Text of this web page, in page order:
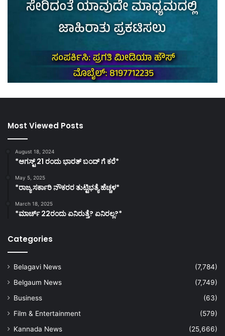
Most Viewed Posts
August 18, 2024
*ಆಗಸ್ಟ್ 21 ರಂದು ಭಾರತ್‌ ಬಂದ್‌ ಗೆ ಕರೆ*
May 5, 2025
*ರಾಜ್ಯ ಸರ್ಕಾರಿ ನೌಕರರ ತುಟ್ಟಿಭತ್ಯೆ ಹೆಚ್ಚಳ*
March 18, 2025
*ಮಾರ್ಚ್ 22ರಂದು ಏನಿರುತ್ತೆ? ಏನಿರಲ್ಲ?*
Categories
Belagavi News
(7,784)
Belgaum News
(7,749)
Business
(63)
Film & Entertainment
(579)
Kannada News
(25,666)